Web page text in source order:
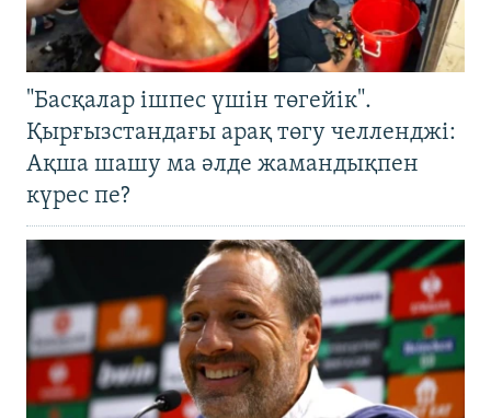
"Басқалар ішпес үшін төгейік".
Қырғызстандағы арақ төгу челленджі:
Ақша шашу ма әлде жамандықпен
күрес пе?